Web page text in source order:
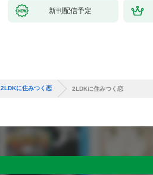
新刊配信予定
2LDKに住みつく恋 2LDKに住みつく恋